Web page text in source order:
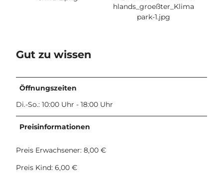
-
l
e
n
©
K
e
s
hlands_groeßter_Klima
park-1.jpg
Gut zu wissen
Öffnungszeiten
Di.-So.: 10:00 Uhr - 18:00 Uhr
Preisinformationen
Preis Erwachsener: 8,00 €
Preis Kind: 6,00 €